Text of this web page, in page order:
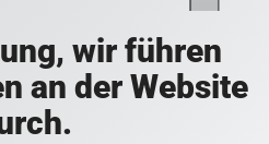
wir führen
an der Website